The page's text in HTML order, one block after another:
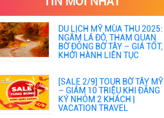
DU LỊCH MỸ MÙA THU 2025:
NGẮM LÁ ĐỎ, THAM QUAN
BỜ ĐÔNG BỜ TÂY – GIÁ TỐT,
KHỞI HÀNH LIÊN TỤC
[SALE 2/9] TOUR BỜ TÂY MỸ
– GIẢM 10 TRIỆU KHI ĐĂNG
KÝ NHÓM 2 KHÁCH |
VACATION TRAVEL